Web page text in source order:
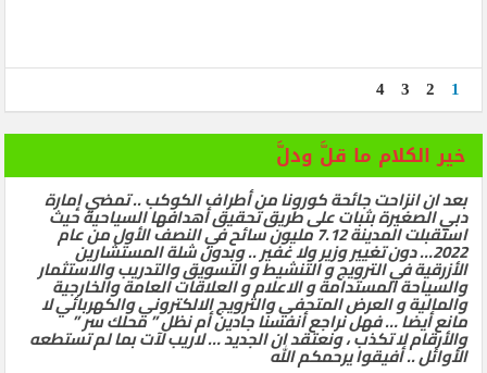
1
2
3
4
خير الكلام ما قلَّ ودلَّ
بعد ان انزاحت جائحة كورونا من أطراف الكوكب .. تمضي إمارة
دبي الصغيرة بثبات على طريق تحقيق أهدافها السياحية حيث
استقبلت المدينة 7.12 مليون سائح في النصف الأول من عام
2022… دون تغيير وزير ولا غفير .. وبدون شلة المستشارين
الأزرقية في الترويج و التنشيط و التسويق والتدريب والاستثمار
والسياحة المستدامة و الاعلام و العلاقات العامة والخارجية
والمالية و العرض المتحفي والترويج الالكتروني والكهربائي لا
مانع أيضا … فهل نراجع أنفسنا جادين أم نظل ” محلك سر ”
والأرقام لا تكذب ، ونعتقد ان الجديد … لاريب لآت بما لم تستطعه
الأوائل .. أفيقوا يرحمكم الله